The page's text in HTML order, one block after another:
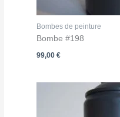
Bombes de peinture
Bombe #198
99,00€